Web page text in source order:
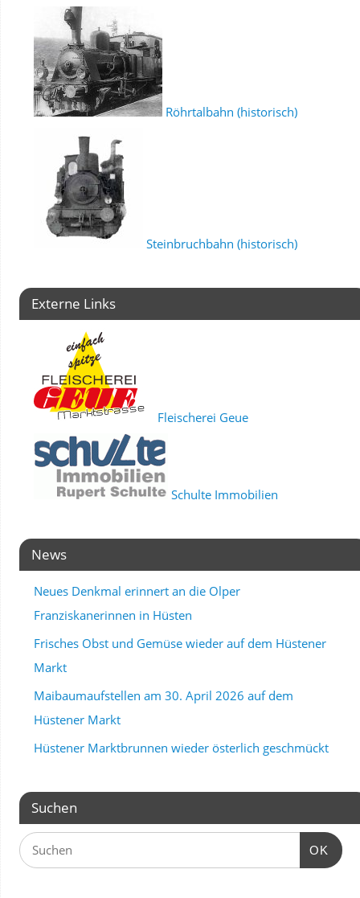
Röhrtalbahn (historisch)
Steinbruchbahn (historisch)
Externe Links
Fleischerei Geue
Schulte Immobilien
News
Neues Denkmal erinnert an die Olper
Franziskanerinnen in Hüsten
Frisches Obst und Gemüse wieder auf dem Hüstener
Markt
Maibaumaufstellen am 30. April 2026 auf dem
Hüstener Markt
Hüstener Marktbrunnen wieder österlich geschmückt
Suchen
OK